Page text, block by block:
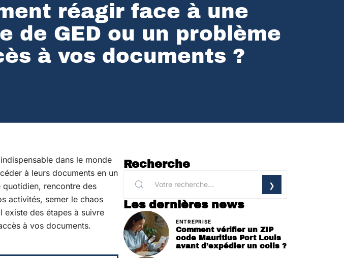
réagir face à une
de GED ou un problème
à vos documents ?
dans le monde
à leurs documents en un
rencontre des
activités, semer le chaos
existe des étapes à suivre
à vos documents.
Recherche
Les dernières news
ENTREPRISE
Comment vérifier un ZIP
code Mauritius Port Louis
avant d’expédier un colis ?